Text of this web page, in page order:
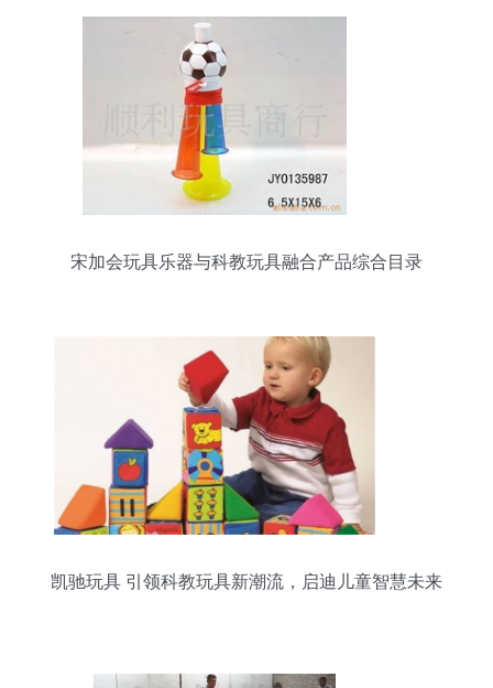
宋加会玩具乐器与科教玩具融合产品综合目录
凯驰玩具 引领科教玩具新潮流，启迪儿童智慧未来